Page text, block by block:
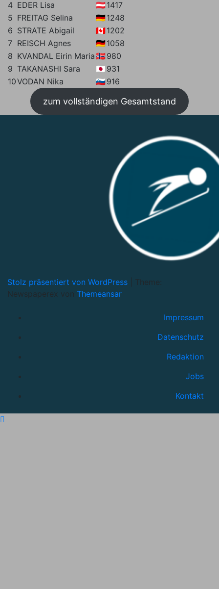
4 EDER Lisa 🇦🇹1417
5 FREITAG Selina 🇩🇪1248
6 STRATE Abigail 🇨🇦1202
7 REISCH Agnes 🇩🇪1058
8 KVANDAL Eirin Maria🇳🇴980
9 TAKANASHI Sara 🇯🇵 931
10VODAN Nika 🇸🇮916
zum vollständigen Gesamtstand
Stolz präsentiert von WordPress
Theme:
Newspaperex von Themeansar
Impressum
Datenschutz
Redaktion
Jobs
Kontakt